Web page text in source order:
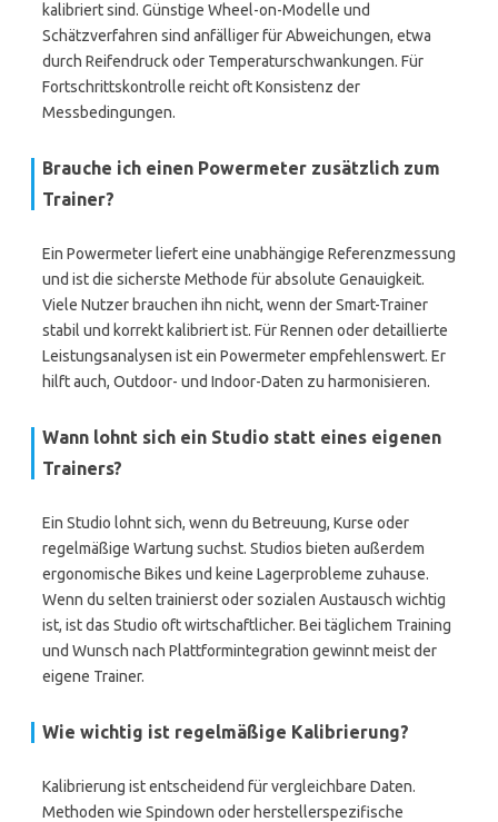
kalibriert sind. Günstige Wheel-on-Modelle und
Schätzverfahren sind anfälliger für Abweichungen, etwa
durch Reifendruck oder Temperaturschwankungen. Für
Fortschrittskontrolle reicht oft Konsistenz der
Messbedingungen.
Brauche ich einen Powermeter zusätzlich zum
Trainer?
Ein Powermeter liefert eine unabhängige Referenzmessung
und ist die sicherste Methode für absolute Genauigkeit.
Viele Nutzer brauchen ihn nicht, wenn der Smart-Trainer
stabil und korrekt kalibriert ist. Für Rennen oder detaillierte
Leistungsanalysen ist ein Powermeter empfehlenswert. Er
hilft auch, Outdoor- und Indoor-Daten zu harmonisieren.
Wann lohnt sich ein Studio statt eines eigenen
Trainers?
Ein Studio lohnt sich, wenn du Betreuung, Kurse oder
regelmäßige Wartung suchst. Studios bieten außerdem
ergonomische Bikes und keine Lagerprobleme zuhause.
Wenn du selten trainierst oder sozialen Austausch wichtig
ist, ist das Studio oft wirtschaftlicher. Bei täglichem Training
und Wunsch nach Plattformintegration gewinnt meist der
eigene Trainer.
Wie wichtig ist regelmäßige Kalibrierung?
Kalibrierung ist entscheidend für vergleichbare Daten.
Methoden wie Spindown oder herstellerspezifische